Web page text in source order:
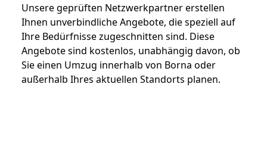
Unsere geprüften Netzwerkpartner erstellen
Ihnen unverbindliche Angebote, die speziell auf
Ihre Bedürfnisse zugeschnitten sind. Diese
Angebote sind kostenlos, unabhängig davon, ob
Sie einen Umzug innerhalb von Borna oder
außerhalb Ihres aktuellen Standorts planen.